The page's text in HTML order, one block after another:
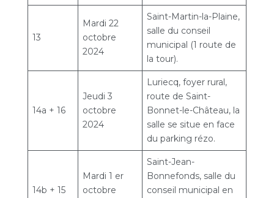
13
Mardi 22
octobre
2024
Saint-Martin-la-Plaine,
salle du conseil
municipal (1 route de
la tour).
14a + 16
Jeudi 3
octobre
2024
Luriecq, foyer rural,
route de Saint-
Bonnet-le-Château, la
salle se situe en face
du parking rézo.
14b + 15
Mardi 1 er
octobre
Saint-Jean-
Bonnefonds, salle du
conseil municipal en